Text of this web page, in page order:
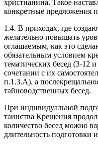
христианина. Такое
конкретные предложения
1.4. В приходах, где
желательно повышать
оглашаемым, как это
обязательным условием
тематических бесед (3-12
сочетании с их
п.1.3.А), а
тайноводственных бесед.
При индивидуальной
таинства Крещения
количество бесед можно
длительность подготовки